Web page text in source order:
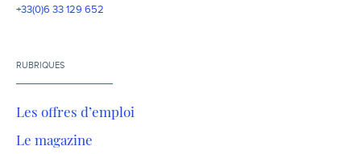
+33(0)6 33 129 652
RUBRIQUES
Les offres d’emploi
Le magazine